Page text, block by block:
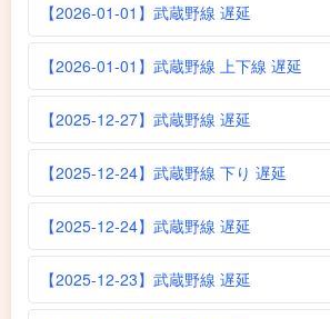
【2026-01-01】武蔵野線 遅延
【2026-01-01】武蔵野線 上下線 遅延
【2025-12-27】武蔵野線 遅延
【2025-12-24】武蔵野線 下り 遅延
【2025-12-24】武蔵野線 遅延
【2025-12-23】武蔵野線 遅延